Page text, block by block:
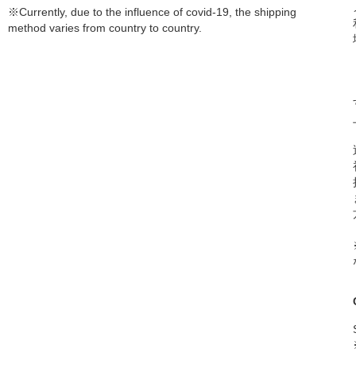
※Currently, due to the influence of covid-19, the shipping
method varies from country to country.